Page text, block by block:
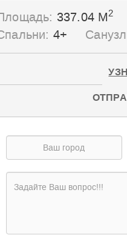
337.04 М2
4+